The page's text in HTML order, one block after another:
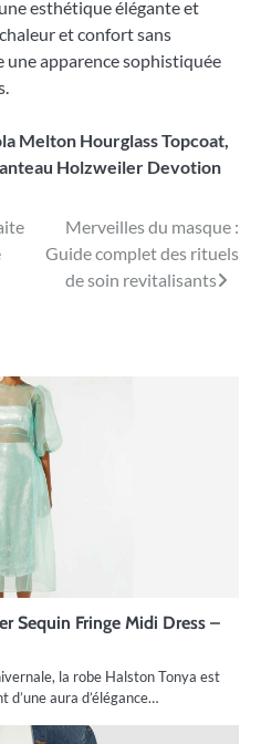
esthétique élégante et
et confort sans
apparence sophistiquée
Melton Hourglass Topcoat,
Holzweiler Devotion
Merveilles du masque :
Guide complet des rituels
de soin revitalisants
Sequin Fringe Midi Dress –
la robe Halston Tonya est
d’une aura d’élégance…